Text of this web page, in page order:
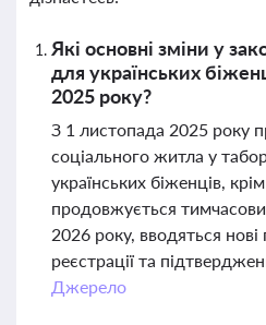
Які основні зміни у
для українських
2025 року?
З 1 листопада 2025 року
соціального житла у
українських біженців,
продовжується
2026 року, вводяться
реєстрації та
Джерело